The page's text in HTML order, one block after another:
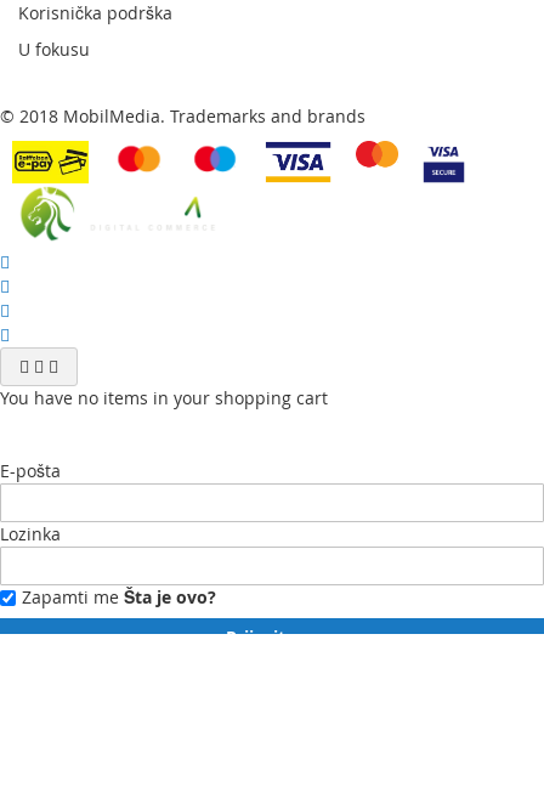
Korisnička podrška
U fokusu
© 2018 MobilMedia. Trademarks and brands
You have no items in your shopping cart
E-pošta
Lozinka
Zapamti me Šta je ovo?
Prijavite se